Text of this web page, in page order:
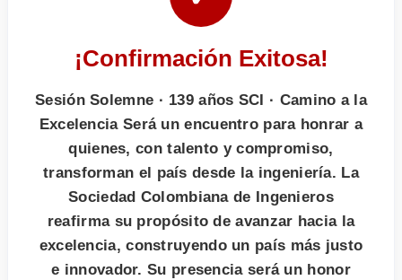
¡Confirmación Exitosa!
Sesión Solemne · 139 años SCI · Camino a la
Excelencia Será un encuentro para honrar a
quienes, con talento y compromiso,
transforman el país desde la ingeniería. La
Sociedad Colombiana de Ingenieros
reafirma su propósito de avanzar hacia la
excelencia, construyendo un país más justo
e innovador. Su presencia será un honor